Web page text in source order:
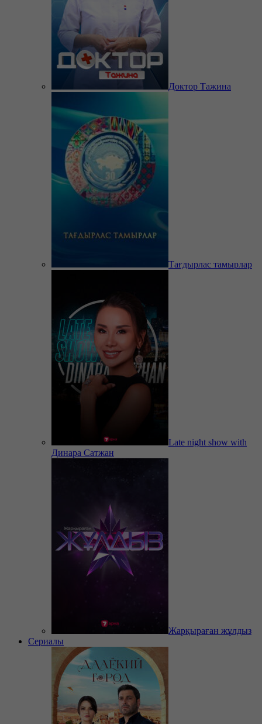
Доктор Тажина
Тағдырлас тамырлар
Late night show with
Динара Сатжан
Жарқыраған жұлдыз
Сериалы